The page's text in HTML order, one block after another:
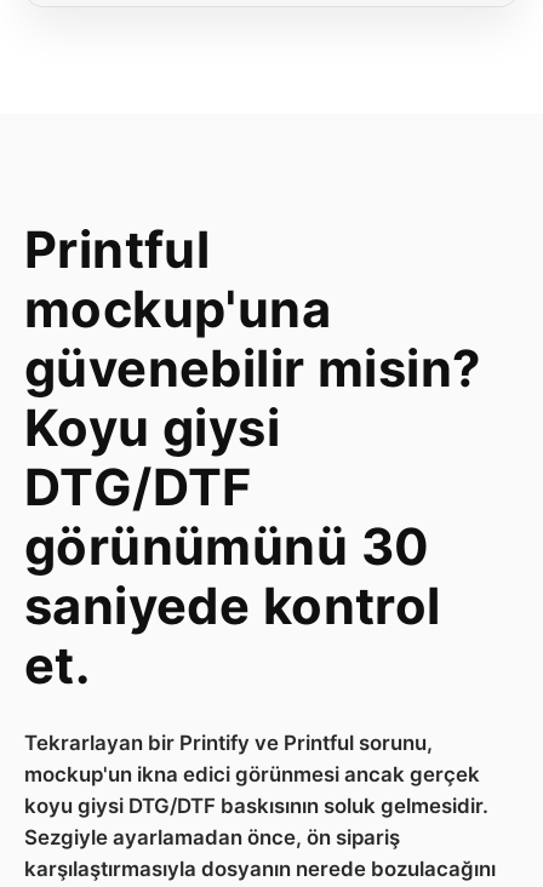
Printful
mockup'una
güvenebilir misin?
Koyu giysi
DTG/DTF
görünümünü 30
saniyede kontrol
et.
Tekrarlayan bir Printify ve Printful sorunu,
mockup'un ikna edici görünmesi ancak gerçek
koyu giysi DTG/DTF baskısının soluk gelmesidir.
Sezgiyle ayarlamadan önce, ön sipariş
karşılaştırmasıyla dosyanın nerede bozulacağını